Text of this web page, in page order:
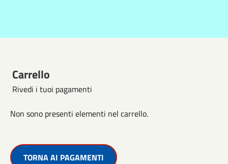
Carrello
Rivedi i tuoi pagamenti
Non sono presenti elementi nel carrello.
TORNA AI PAGAMENTI